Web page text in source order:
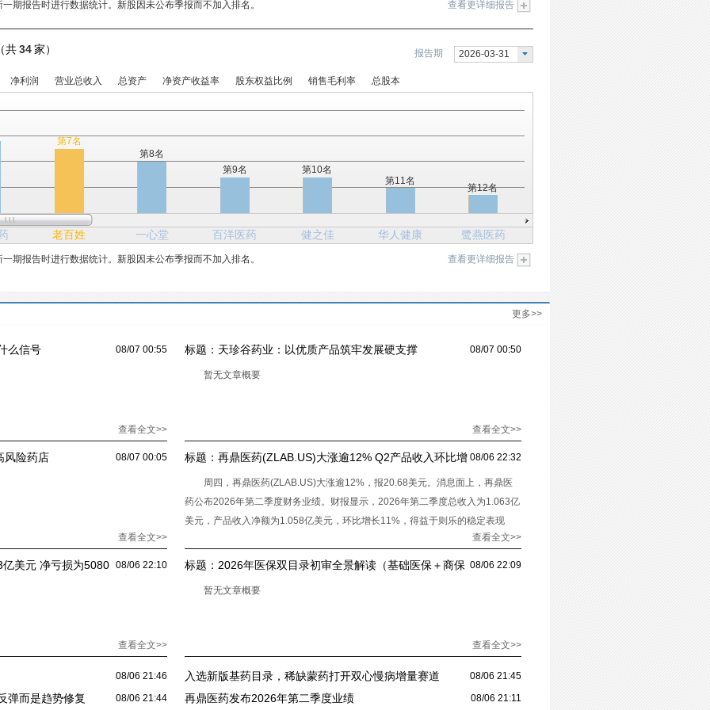
查看更详细报告
期报告时进行数据统计。新股因未公布季报而不加入排名。
共34家） 2026-03-31
报告期
净利润 营业总收入 总资产 净资产收益率 股东权益比例 销售毛利率 总股本
老百姓 一心堂 百洋医药 健之佳 华人健康 鹭燕医药
第7名
第8名
第9名
第10名
第11名
第12名
查看更详细报告
期报告时进行数据统计。新股因未公布季报而不加入排名。
更多>>
08/07 00:55
么信号
查看全文>>
08/07 00:50
标题： 天珍谷药业：以优质产品筑牢发展硬支撑
暂无文章概要
查看全文>>
08/07 00:05
风险药店
查看全文>>
08/06 22:32
标题： 再鼎医药(ZLAB.US)大涨逾12% Q2产品收入环比增
周四，再鼎医药(ZLAB.US)大涨逾12%，报20.68美元。消息面上，再鼎医
药公布2026年第二季度财务业绩。财报显示，2026年第二季度总收入为1.063亿
美元，产品收入净额为1.058亿美元，环比增长11%，得益于则乐的稳定表现
查看全文>>
08/06 22:10
美元 净亏损为5080
查看全文>>
08/06 22:09
标题： 2026年医保双目录初审全景解读（基础医保＋商保
暂无文章概要
查看全文>>
08/06 21:46 08/06 21:45
入选新版基药目录，稀缺蒙药打开双心慢病增量赛道
08/06 21:44
弹而是趋势修复 08/06 21:11
再鼎医药发布2026年第二季度业绩